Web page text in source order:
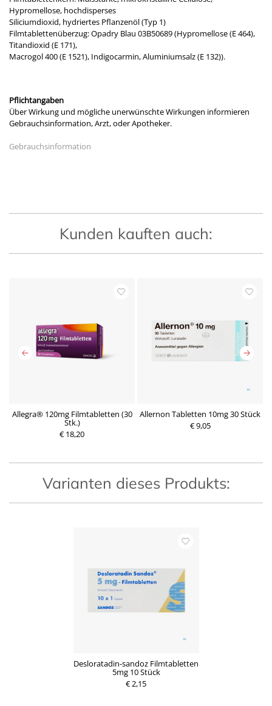
Hypromellose, hochdisperses
Siliciumdioxid, hydriertes Pflanzenöl (Typ 1)
Filmtablettenüberzug: Opadry Blau 03B50689 (Hypromellose (E 464),
Titandioxid (E 171),
Macrogol 400 (E 1521), Indigocarmin, Aluminiumsalz (E 132)).
Pflichtangaben
Über Wirkung und mögliche unerwünschte Wirkungen informieren
Gebrauchsinformation, Arzt, oder Apotheker.
Gebrauchsinformation
Kunden kauften auch:
Allegra® 120mg Filmtabletten (30
Stk.)
€ 18,20
Allernon Tabletten 10mg 30 Stück
€ 9,05
Varianten dieses Produkts:
Desloratadin-sandoz Filmtabletten
5mg 10 Stück
€ 2,15